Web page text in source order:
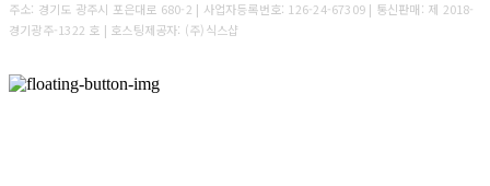
주소: 경기도 광주시 포은대로 680-2 | 사업자등록번호: 126-24-67309 | 통신판매: 제 2018-
경기광주-1322 호 | 호스팅제공자: (주)식스샵